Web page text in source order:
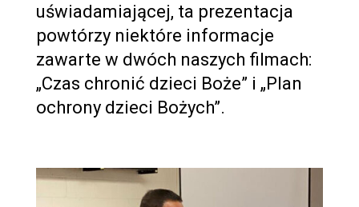
uświadamiającej, ta prezentacja
powtórzy niektóre informacje
zawarte w dwóch naszych filmach:
„Czas chronić dzieci Boże” i „Plan
ochrony dzieci Bożych”.